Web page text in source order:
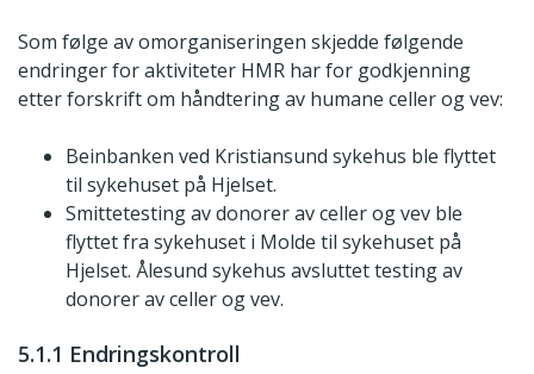
Som følge av omorganiseringen skjedde følgende
endringer for aktiviteter HMR har for godkjenning
etter forskrift om håndtering av humane celler og vev:
Beinbanken ved Kristiansund sykehus ble flyttet
til sykehuset på Hjelset.
Smittetesting av donorer av celler og vev ble
flyttet fra sykehuset i Molde til sykehuset på
Hjelset. Ålesund sykehus avsluttet testing av
donorer av celler og vev.
5.1.1 Endringskontroll